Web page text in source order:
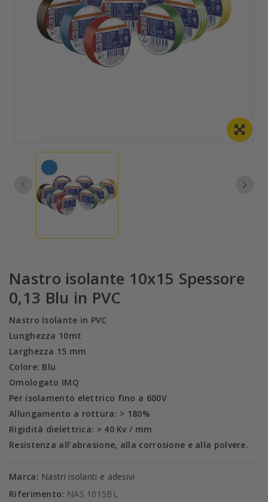
Nastro isolante 10x15 Spessore
0,13 Blu in PVC
Nastro Isolante in PVC
Lunghezza 10mt
Larghezza 15 mm
Colore: Blu
Omologato IMQ
Per isolamento elettrico fino a 600V
Allungamento a rottura: > 180%
Rigidità dielettrica: > 40 Kv / mm
Resistenza all’abrasione, alla corrosione e alla polvere.
Marca: Nastri isolanti e adesivi
Riferimento: NAS 1015BL